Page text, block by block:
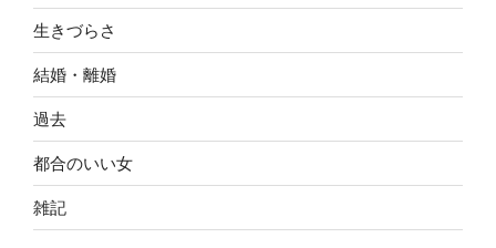
生きづらさ
結婚・離婚
過去
都合のいい女
雑記